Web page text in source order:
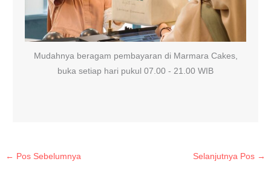
Mudahnya beragam pembayaran di Marmara Cakes,
buka setiap hari pukul 07.00 - 21.00 WIB
← Pos Sebelumnya Selanjutnya Pos →